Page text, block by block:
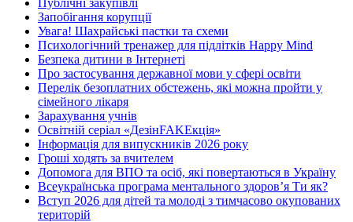
Публічні закупівлі
Запобігання корупції
Увага! Шахрайські пастки та схеми
Психологічний тренажер для підлітків Happy Mind
Безпека дитини в Інтернеті
Про застосування державної мови у сфері освіти
Перелік безоплатних обстежень, які можна пройти у
сімейного лікаря
Зарахування учнів
Освітній серіал «ДезінFAKEкція»
Інформація для випускників 2026 року
Гроші ходять за вчителем
Допомога для ВПО та осіб, які повертаються в Україну
Всеукраїнська програма ментального здоров’я Ти як?
Вступ 2026 для дітей та молоді з тимчасово окупованих
територій